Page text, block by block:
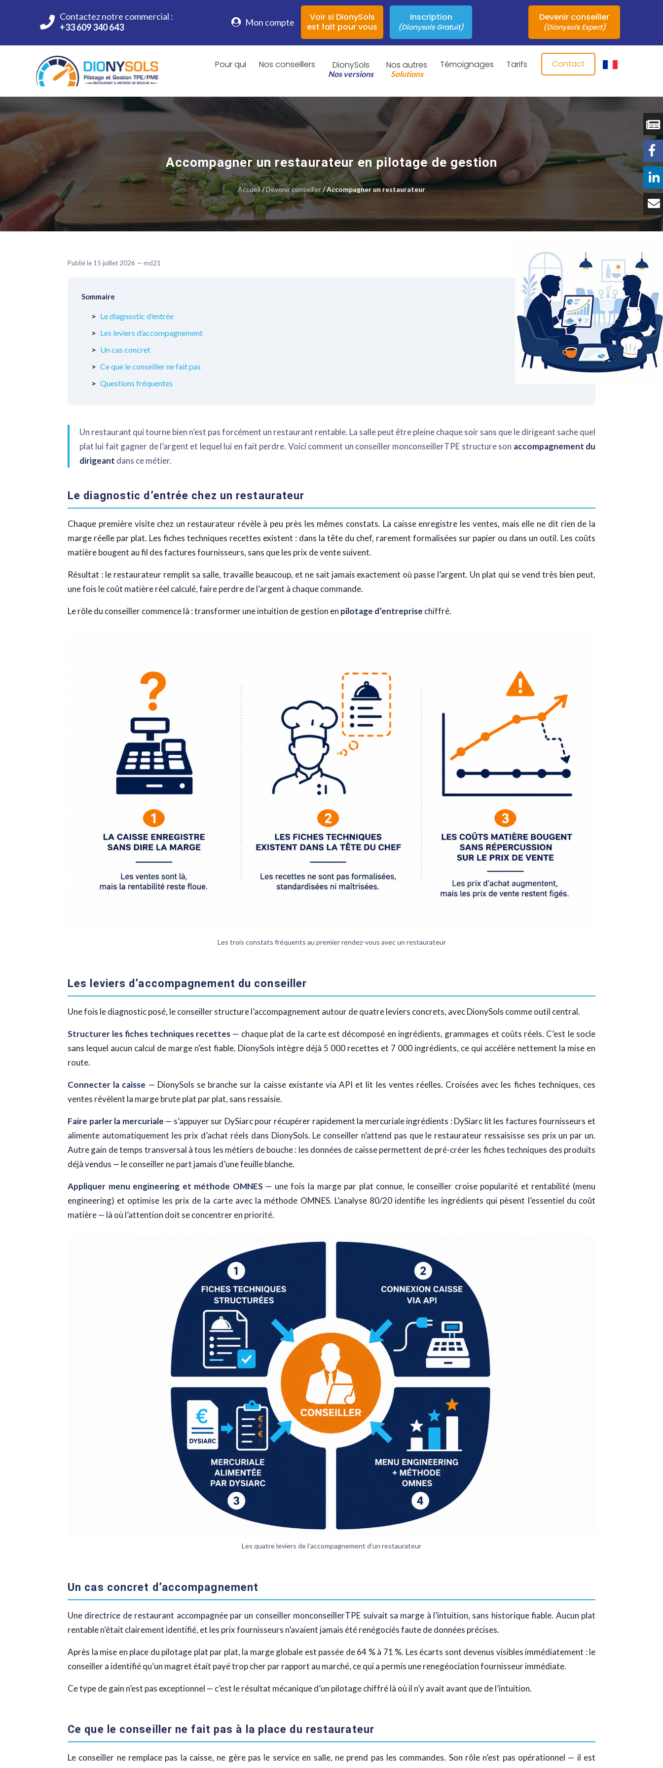
Contactez notre commercial :
+33 609 340 643
Mon compte
Voir si DionySols
est fait pour vous
Inscription
(Dionysols Gratuit)
Devenir conseiller
(Dionysols Expert)
Pour qui Nos conseillers DionySols
Nos versions
Nos autres
Solutions
Témoignages Tarifs Contact
Accompagner un restaurateur en pilotage de gestion
Accueil/Devenir conseiller/ Accompagner un restaurateur
Publié le 15 juillet 2026 — md21
Sommaire
Le diagnostic d’entrée
Les leviers d’accompagnement
Un cas concret
Ce que le conseiller ne fait pas
Questions fréquentes
Un restaurant qui tourne bien n’est pas forcément un restaurant rentable. La salle peut être pleine chaque soir sans que le dirigeant sache quel
plat lui fait gagner de l’argent et lequel lui en fait perdre. Voici comment un conseiller monconseillerTPE structure son accompagnement du
dirigeant dans ce métier.
Le diagnostic d’entrée chez un restaurateur
Chaque première visite chez un restaurateur révèle à peu près les mêmes constats. La caisse enregistre les ventes, mais elle ne dit rien de la
marge réelle par plat. Les fiches techniques recettes existent : dans la tête du chef, rarement formalisées sur papier ou dans un outil. Les coûts
matière bougent au fil des factures fournisseurs, sans que les prix de vente suivent.
Résultat : le restaurateur remplit sa salle, travaille beaucoup, et ne sait jamais exactement où passe l’argent. Un plat qui se vend très bien peut,
une fois le coût matière réel calculé, faire perdre de l’argent à chaque commande.
Le rôle du conseiller commence là : transformer une intuition de gestion en pilotage d’entreprise chiffré.
Les trois constats fréquents au premier rendez-vous avec un restaurateur
Les leviers d’accompagnement du conseiller
Une fois le diagnostic posé, le conseiller structure l’accompagnement autour de quatre leviers concrets, avec DionySols comme outil central.
Structurer les fiches techniques recettes — chaque plat de la carte est décomposé en ingrédients, grammages et coûts réels. C’est le socle
sans lequel aucun calcul de marge n’est fiable. DionySols intègre déjà 5 000 recettes et 7 000 ingrédients, ce qui accélère nettement la mise en
route.
Connecter la caisse — DionySols se branche sur la caisse existante via API et lit les ventes réelles. Croisées avec les fiches techniques, ces
ventes révèlent la marge brute plat par plat, sans ressaisie.
Faire parler la mercuriale — s’appuyer sur DySiarc pour récupérer rapidement la mercuriale ingrédients : DySiarc lit les factures fournisseurs et
alimente automatiquement les prix d’achat réels dans DionySols. Le conseiller n’attend pas que le restaurateur ressaisisse ses prix un par un.
Autre gain de temps transversal à tous les métiers de bouche : les données de caisse permettent de pré-créer les fiches techniques des produits
déjà vendus — le conseiller ne part jamais d’une feuille blanche.
Appliquer menu engineering et méthode OMNES — une fois la marge par plat connue, le conseiller croise popularité et rentabilité (menu
engineering) et optimise les prix de la carte avec la méthode OMNES. L’analyse 80/20 identifie les ingrédients qui pèsent l’essentiel du coût
matière — là où l’attention doit se concentrer en priorité.
Les quatre leviers de l’accompagnement d’un restaurateur
Un cas concret d’accompagnement
Une directrice de restaurant accompagnée par un conseiller monconseillerTPE suivait sa marge à l’intuition, sans historique fiable. Aucun plat
rentable n’était clairement identifié, et les prix fournisseurs n’avaient jamais été renégociés faute de données précises.
Après la mise en place du pilotage plat par plat, la marge globale est passée de 64 % à 71 %. Les écarts sont devenus visibles immédiatement : le
conseiller a identifié qu’un magret était payé trop cher par rapport au marché, ce qui a permis une renegéociation fournisseur immédiate.
Ce type de gain n’est pas exceptionnel — c’est le résultat mécanique d’un pilotage chiffré là où il n’y avait avant que de l’intuition.
Ce que le conseiller ne fait pas à la place du restaurateur
Le conseiller ne remplace pas la caisse, ne gère pas le service en salle, ne prend pas les commandes. Son rôle n’est pas opérationnel — il est